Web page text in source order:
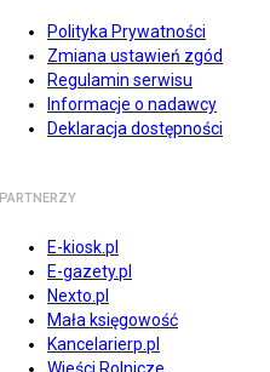
Polityka Prywatności
Zmiana ustawień zgód
Regulamin serwisu
Informacje o nadawcy
Deklaracja dostępności
PARTNERZY
E-kiosk.pl
E-gazety.pl
Nexto.pl
Mała księgowość
Kancelarierp.pl